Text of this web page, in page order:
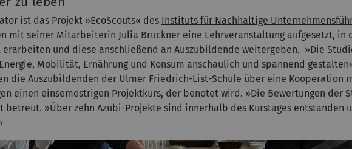
ist das Projekt »EcoScouts« des Instituts für Nachhaltige
mit seiner Mitarbeiterin Julia Bruckner eine Lehrveranstaltung aufgesetzt, in
und diese anschließend an Auszubildende weitergeben. »Die
Mobilität, Ernährung und Konsum anschaulich und spannend
die Auszubildenden der Ulmer Friedrich-List-Schule über eine Kooperation
einen einsemestrigen Projektkurs, der benotet wird. »Die Bewertungen der
betreut. »Über zehn Azubi-Projekte sind innerhalb des Kurstages entstanden